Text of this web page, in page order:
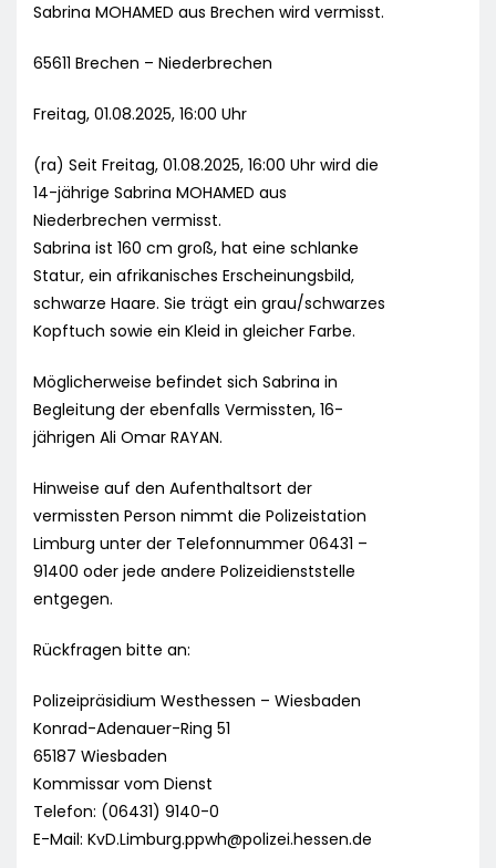
Sabrina MOHAMED aus Brechen wird vermisst.
65611 Brechen – Niederbrechen
Freitag, 01.08.2025, 16:00 Uhr
(ra) Seit Freitag, 01.08.2025, 16:00 Uhr wird die
14-jährige Sabrina MOHAMED aus
Niederbrechen vermisst.
Sabrina ist 160 cm groß, hat eine schlanke
Statur, ein afrikanisches Erscheinungsbild,
schwarze Haare. Sie trägt ein grau/schwarzes
Kopftuch sowie ein Kleid in gleicher Farbe.
Möglicherweise befindet sich Sabrina in
Begleitung der ebenfalls Vermissten, 16-
jährigen Ali Omar RAYAN.
Hinweise auf den Aufenthaltsort der
vermissten Person nimmt die Polizeistation
Limburg unter der Telefonnummer 06431 –
91400 oder jede andere Polizeidienststelle
entgegen.
Rückfragen bitte an:
Polizeipräsidium Westhessen – Wiesbaden
Konrad-Adenauer-Ring 51
65187 Wiesbaden
Kommissar vom Dienst
Telefon: (06431) 9140-0
E-Mail: KvD.Limburg.ppwh@polizei.hessen.de